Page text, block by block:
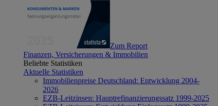
Zum Report
Finanzen, Versicherungen & Immobilien
Beliebte Statistiken
Aktuelle Statistiken
Immobilienpreise Deutschland: Entwicklung 2004-
2026
EZB-Leitzinsen: Hauptrefinanzierungssatz 1999-2025